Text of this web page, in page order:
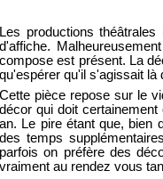
Les productions
d'affiche.
compose est présent. La
qu'espérer qu'il s'agissait là
Cette pièce repose sur le
décor qui doit
an. Le pire étant que, bien
des temps
parfois on préfère des
vraiment au rendez vous